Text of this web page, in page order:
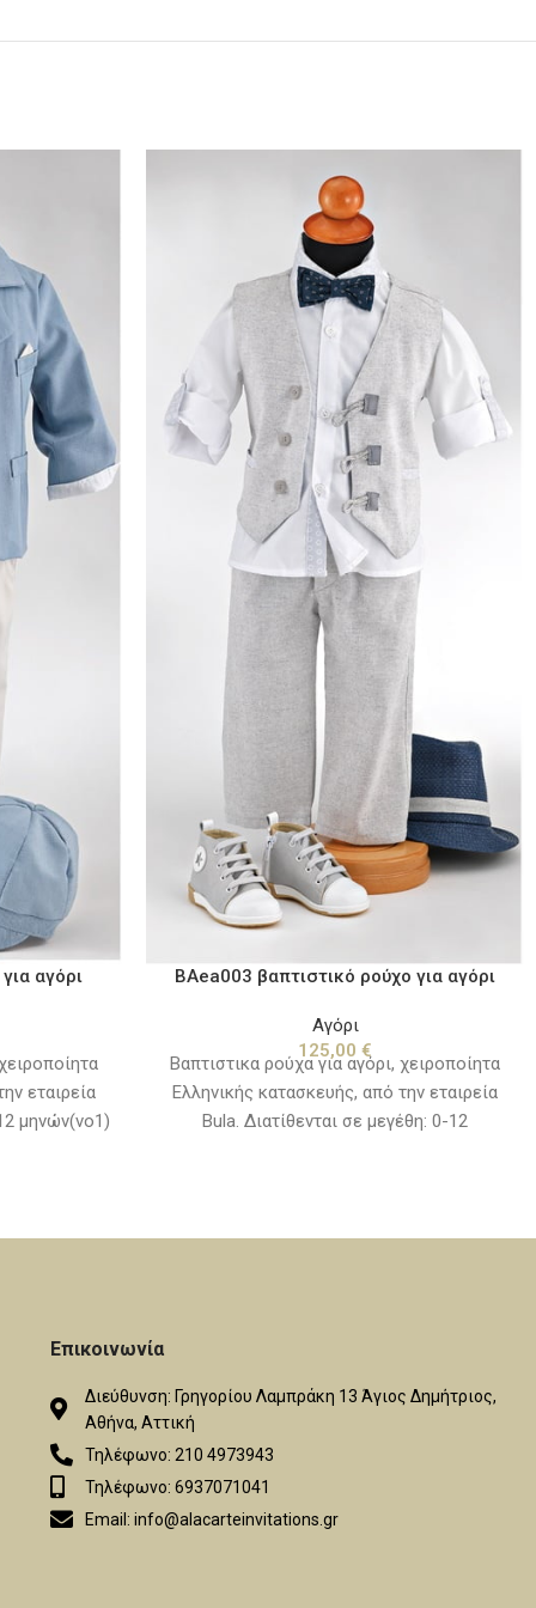
αγόρι
εταιρεία
μηνών(νο1)
BAea003 βαπτιστικό ρούχο για αγόρι
Αγόρι
125,00 €
Βαπτιστικα ρούχα για αγόρι, χειροποίητα
Ελληνικής κατασκευής, από την εταιρεία
Bula. Διατίθενται σε μεγέθη: 0-12
Επικοινωνία
Διεύθυνση: Γρηγορίου Λαμπράκη 13 Άγιος Δημήτριος,
Αθήνα, Αττική
Τηλέφωνο: 210 4973943
Τηλέφωνο: 6937071041
Email: info@alacarteinvitations.gr